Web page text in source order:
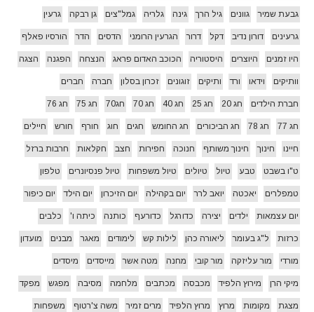
גבעת שמיר גוונים גיל הרך גינה גלריה גמל"צים גן רבקה גרעין
גרעינים דורון נדיב דקל דרור הגרעין הרומני הדסים הדר הורסיו פאלף
היו זמנים היוצרים היסטוריה הכוכב האדום פראג הנצחה הפגנה הצגה
וותיקים וידאו ורד ותיקים זוגונים זכרון בסלון חברה חברים
חברת הילדים חג 20 חג 25 חג 40 חג 70 חג70 חג 75 חג 76
חג 77 חג 78 חג הביכורים חג החומש חגים חוג חורף חורש חיילים
חיינו חינוך חינוך משותף חנוכה חפירות חצב חקלאות חרבות ברזל
ט"ו בשבט טבע טיול טיולים טיול משפחות טיול פנסיונרים טלפון
טמפלרים יאכטה יואב לרר יום בקהילה יום הזיכרון יום הילד יום כיפור
יום עצמאות ילדים יצירה כדורגל כדורעף כותנה כיתה ו' כלבים
כרזות ל"ג בעומר ליאורה כהן לילות קש לימודים מאגר מבנים מועדון
מורדי מור עליזקה מור קובי מחנה מטה אשר מייסדים מיסדים
מיקי הרן מירוץ הלפיד מכבסה מכתבים מלחמה מסיבה מפגש מפקד
מצגת מקומות מרוץ מרוץ הלפיד מרים זמיר משה צ'רטוף משפחות